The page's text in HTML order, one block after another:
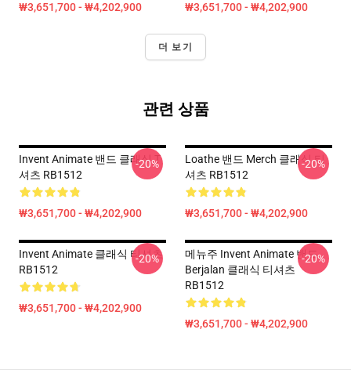
₩3,651,700 - ₩4,202,900 ₩3,651,700 - ₩4,202,900
더 보기
관련 상품
Invent Animate 밴드 클래식 T
셔츠 RB1512
₩3,651,700 - ₩4,202,900
-20%
Loathe 밴드 Merch 클래식 티
셔츠 RB1512
₩3,651,700 - ₩4,202,900
-20%
Invent Animate 클래식 티셔츠
RB1512
₩3,651,700 - ₩4,202,900
-20%
메뉴주 Invent Animate 밴드
Berjalan 클래식 티셔츠
RB1512
₩3,651,700 - ₩4,202,900
-20%